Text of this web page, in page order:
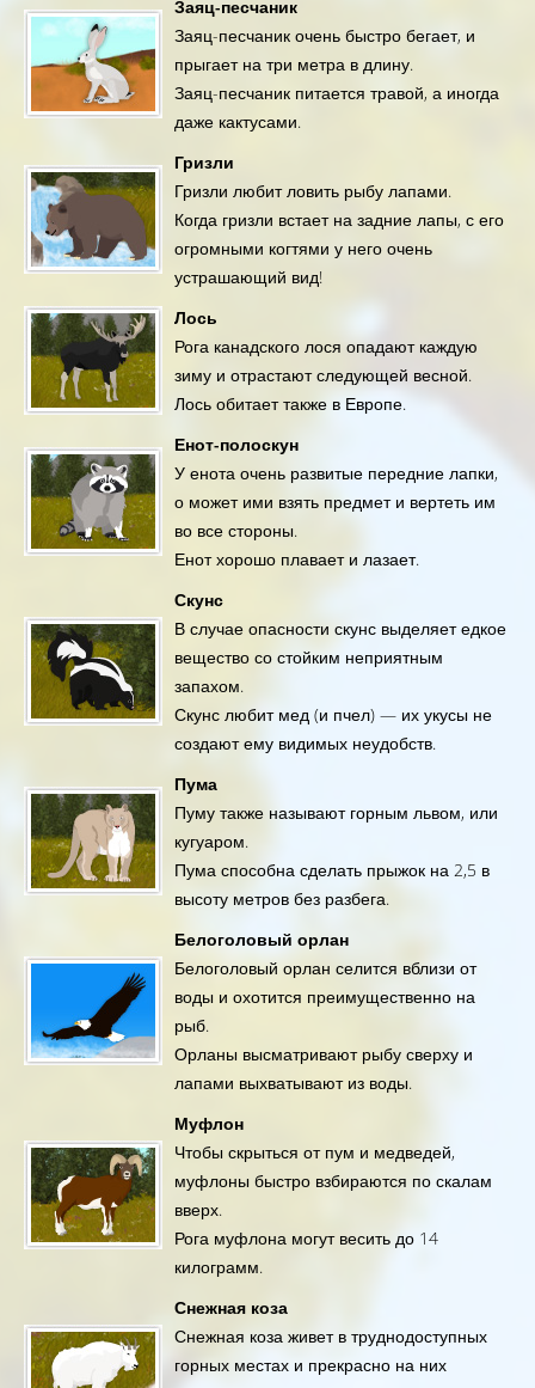
Заяц-песчаник
Заяц-песчаник очень быстро бегает, и
прыгает на три метра в длину.
Заяц-песчаник питается травой, а иногда
даже кактусами.
Гризли
Гризли любит ловить рыбу лапами.
Когда гризли встает на задние лапы, с его
огромными когтями у него очень
устрашающий вид!
Лось
Рога канадского лося опадают каждую
зиму и отрастают следующей весной.
Лось обитает также в Европе.
Енот-полоскун
У енота очень развитые передние лапки,
о может ими взять предмет и вертеть им
во все стороны.
Енот хорошо плавает и лазает.
Скунс
В случае опасности скунс выделяет едкое
вещество со стойким неприятным
запахом.
Скунс любит мед (и пчел) — их укусы не
создают ему видимых неудобств.
Пума
Пуму также называют горным львом, или
кугуаром.
Пума способна сделать прыжок на 2,5 в
высоту метров без разбега.
Белоголовый орлан
Белоголовый орлан селится вблизи от
воды и охотится преимущественно на
рыб.
Орланы высматривают рыбу сверху и
лапами выхватывают из воды.
Муфлон
Чтобы скрыться от пум и медведей,
муфлоны быстро взбираются по скалам
вверх.
Рога муфлона могут весить до 14
килограмм.
Снежная коза
Снежная коза живет в труднодоступных
горных местах и прекрасно на них